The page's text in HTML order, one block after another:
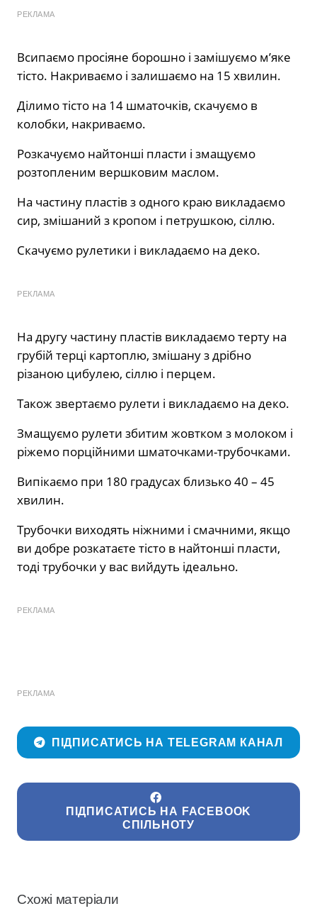
РЕКЛАМА
Всипаємо просіяне борошно і замішуємо м’яке
тісто. Накриваємо і залишаємо на 15 хвилин.
Ділимо тісто на 14 шматочків, скачуємо в
колобки, накриваємо.
Розкачуємо найтонші пласти і змащуємо
розтопленим вершковим маслом.
На частину пластів з одного краю викладаємо
сир, змішаний з кропом і петрушкою, сіллю.
Скачуємо рулетики і викладаємо на деко.
РЕКЛАМА
На другу частину пластів викладаємо терту на
грубій терці картоплю, змішану з дрібно
різаною цибулею, сіллю і перцем.
Також звертаємо рулети і викладаємо на деко.
Змащуємо рулети збитим жовтком з молоком і
ріжемо порційними шматочками-трубочками.
Випікаємо при 180 градусах близько 40 – 45
хвилин.
Трубочки виходять ніжними і смачними, якщо
ви добре розкатаєте тісто в найтонші пласти,
тоді трубочки у вас вийдуть ідеально.
РЕКЛАМА
РЕКЛАМА
ПІДПИСАТИСЬ НА TELEGRAM КАНАЛ
ПІДПИСАТИСЬ НА FACEBOOK
СПІЛЬНОТУ
Схожі матеріали